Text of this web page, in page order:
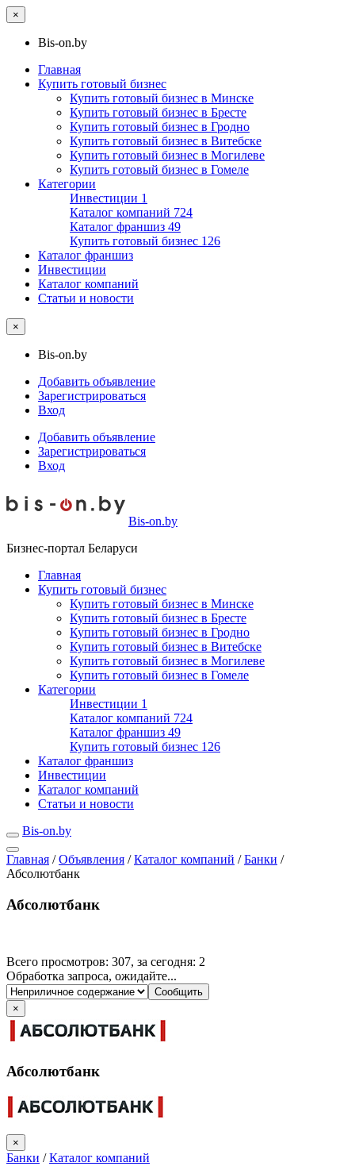
×
Bis-on.by
Главная
Купить готовый бизнес
Купить готовый бизнес в Минске
Купить готовый бизнес в Бресте
Купить готовый бизнес в Гродно
Купить готовый бизнес в Витебске
Купить готовый бизнес в Могилеве
Купить готовый бизнес в Гомеле
Категории
Инвестиции 1
Каталог компаний 724
Каталог франшиз 49
Купить готовый бизнес 126
Каталог франшиз
Инвестиции
Каталог компаний
Статьи и новости
×
Bis-on.by
Добавить объявление
Зарегистрироваться
Вход
Добавить объявление
Зарегистрироваться
Вход
Bis-on.by
Бизнес-портал Беларуси
Главная
Купить готовый бизнес
Купить готовый бизнес в Минске
Купить готовый бизнес в Бресте
Купить готовый бизнес в Гродно
Купить готовый бизнес в Витебске
Купить готовый бизнес в Могилеве
Купить готовый бизнес в Гомеле
Категории
Инвестиции 1
Каталог компаний 724
Каталог франшиз 49
Купить готовый бизнес 126
Каталог франшиз
Инвестиции
Каталог компаний
Статьи и новости
Bis-on.by
Главная / Объявления / Каталог компаний / Банки /
Абсолютбанк
Абсолютбанк
Всего просмотров: 307, за сегодня: 2
Обработка запроса, ожидайте...
×
Абсолютбанк
×
Банки /Каталог компаний